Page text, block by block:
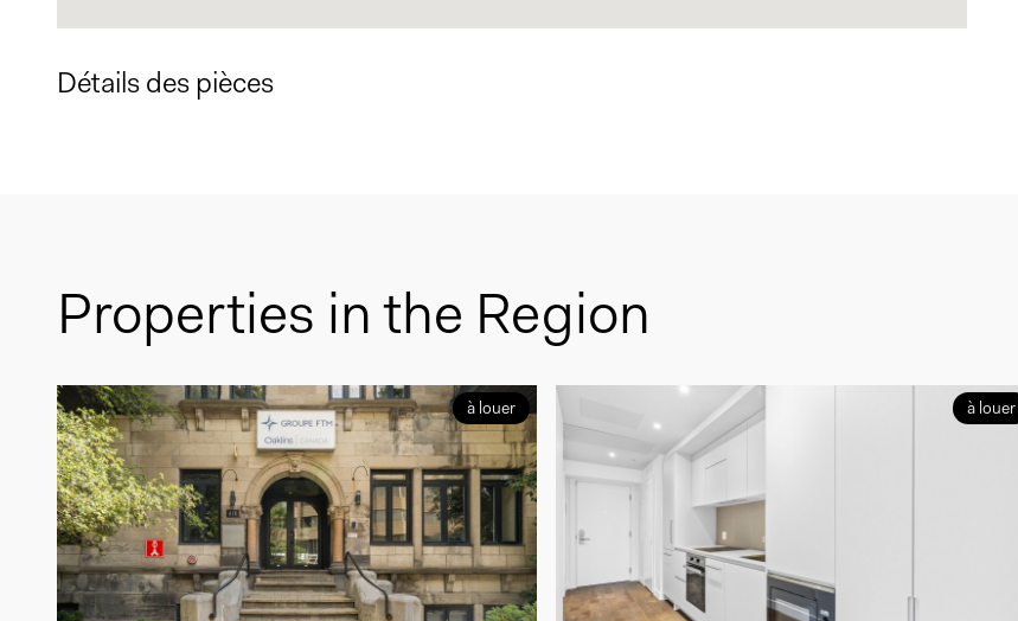
Détails des pièces
Properties in the Region
à louer à louer